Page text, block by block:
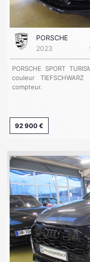
PORSCHE
2023
PORSCHE SPORT
couleur
compteur.
92 900 €